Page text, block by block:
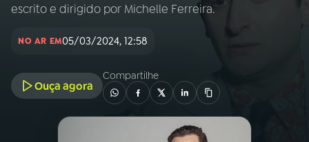
Início AO VIVO
escrito e dirigido por Michelle Ferreira.
NO AR EM05/03/2024, 12:58
Ouça agora
Compartilhe